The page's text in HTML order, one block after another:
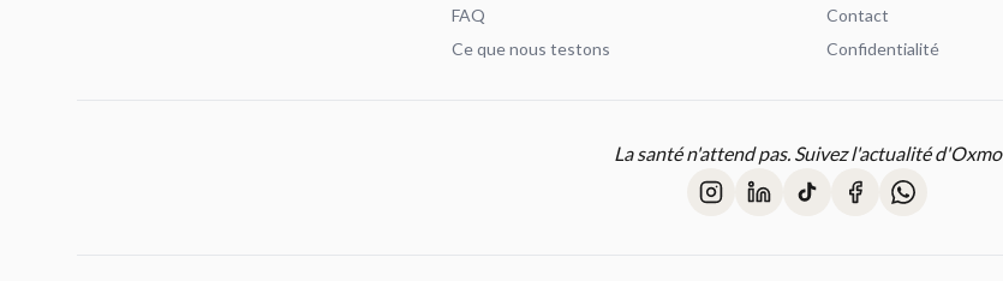
FAQ
Ce que nous testons
Contact
Confidentialité
La santé n'attend pas. Suivez l'actualité d'Oxmo